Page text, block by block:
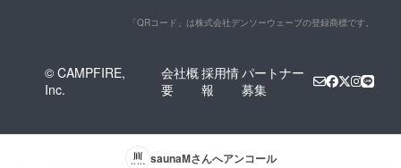
「QRコード」は株式会社デンソーウェーブの登録商標です。
© CAMPFIRE,
Inc.
会社概
要
採用情
報
パートナー
募集
saunaMさんへアンコール